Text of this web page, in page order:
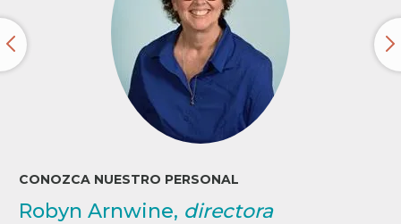
CONOZCA NUESTRO PERSONAL
Robyn Arnwine, directora